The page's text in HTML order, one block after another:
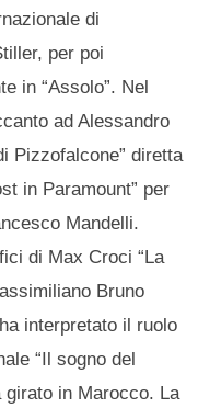
di
per poi
in “Assolo”. Nel
ad Alessandro
Pizzofalcone” diretta
in Paramount” per
Mandelli.
di Max Croci “La
Bruno
interpretato il ruolo
“Il sogno del
girato in Marocco. La